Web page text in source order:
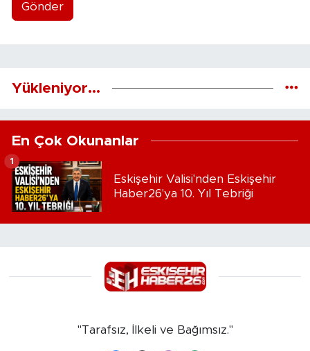
Gönder
Yükleniyor...
En Çok Okunanlar
Eskişehir Valisi'nden Eskişehir
Haber26'ya 10. Yıl Tebriği
1
"Tarafsız, İlkeli ve Bağımsız."